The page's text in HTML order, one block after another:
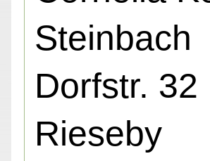
Steinbach
Dorfstr.
Rieseby